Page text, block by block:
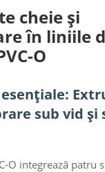
cheie și
în liniile
O
sub vid și
O integrează patru